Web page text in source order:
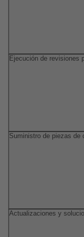
Ejecución de revisiones
Suministro de piezas de
Actualizaciones y